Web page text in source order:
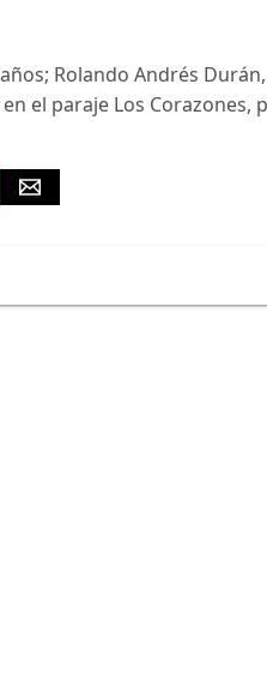
Rolando Andrés
el paraje Los Corazones,